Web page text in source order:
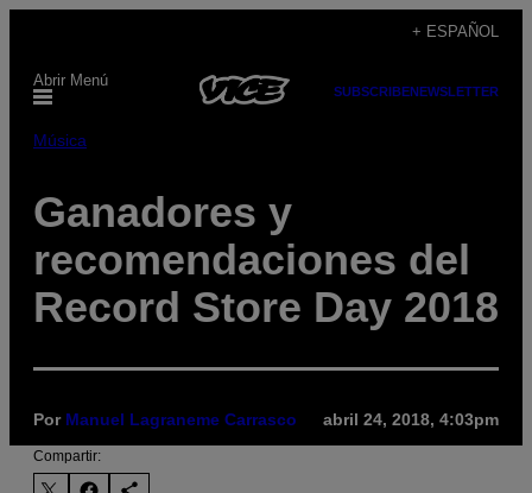
contenido
+ ESPAÑOL
Abrir Menú
SUBSCRIBENEWSLETTER
Música
Ganadores y
recomendaciones del
Record Store Day 2018
Por Manuel Lagraneme Carrasco abril 24, 2018, 4:03pm
Compartir: